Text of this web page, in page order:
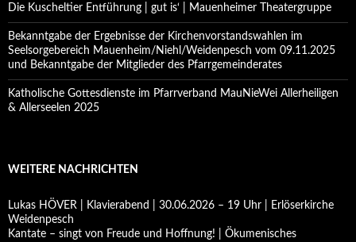
Die Kuscheltier Entführung | gut is‘ | Mauenheimer Theatergruppe
Bekanntgabe der Ergebnisse der Kirchenvorstandswahlen im
Seelsorgebereich Mauenheim/Niehl/Weidenpesch vom 09.11.2025
und Bekanntgabe der Mitglieder des Pfarrgemeinderates
Katholische Gottesdienste im Pfarrverband MauNieWei Allerheiligen
& Allerseelen 2025
WEITERE NACHRICHTEN
Lukas HÖVER | Klavierabend | 30.06.2026 – 19 Uhr | Erlöserkirche
Weidenpesch
Kantate – singt von Freude und Hoffnung! | Ökumenisches